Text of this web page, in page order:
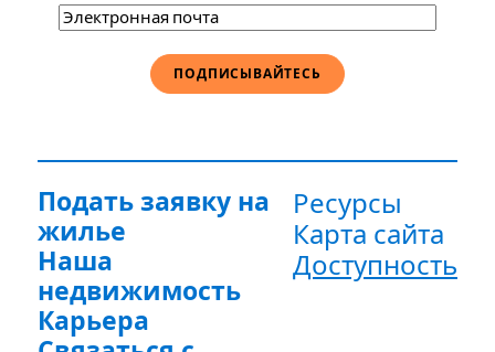
Электронная
почта(Обязательно)
Подать заявку на
жилье
Наша
недвижимость
Карьера
Ресурсы
Карта сайта
Доступность